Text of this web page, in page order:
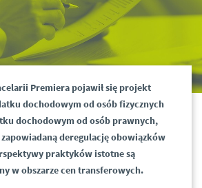
Premiera pojawił się projekt
dochodowym od osób fizycznych
dochodowym od osób prawnych,
deregulację obowiązków
praktyków istotne są
w obszarze cen transferowych.